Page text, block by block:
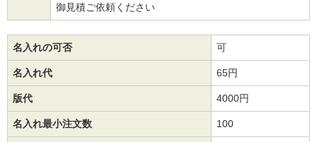
御見積ご依頼ください
名入れの可否 可
名入れ代 65円
版代 4000円
名入れ最小注文数 100